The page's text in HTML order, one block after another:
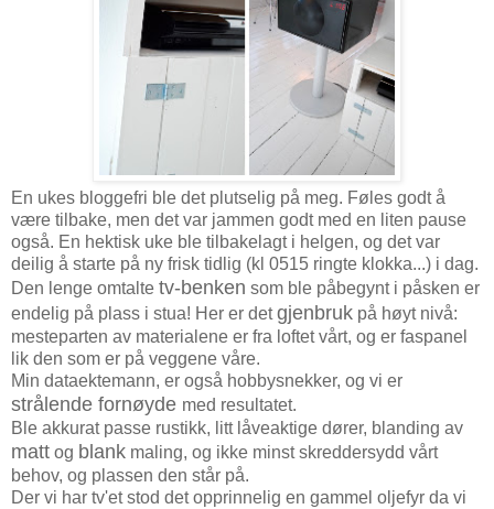
En ukes bloggefri ble det plutselig på meg. Føles godt å
være tilbake, men det var jammen godt med en liten pause
også. En hektisk uke ble tilbakelagt i helgen, og det var
deilig å starte på ny frisk tidlig (kl 0515 ringte klokka...) i dag.
Den lenge omtalte tv-benken som ble påbegynt i påsken er
endelig på plass i stua! Her er detgjenbruk på høyt nivå:
mesteparten av materialene er fra loftet vårt, og er faspanel
lik den som er på veggene våre.
Min dataektemann, er også hobbysnekker, og vi er
strålende fornøyde med resultatet.
Ble akkurat passe rustikk, litt låveaktige dører, blanding av
matt og blank maling, og ikke minst skreddersydd vårt
behov, og plassen den står på.
Der vi har tv'et stod det opprinnelig en gammel oljefyr da vi